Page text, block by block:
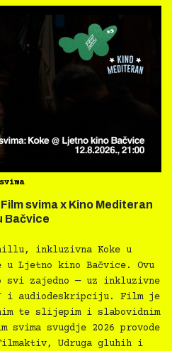
svima x Kino Mediteran
Bačvice
inkluzivna Koke u
Ljetno kino Bačvice. Ovu
svi zajedno — uz inkluzivne
i audiodeskripciju. Film je
te slijepim i slabovidnim
svima svugdje 2026 provode
Udruga gluhih i